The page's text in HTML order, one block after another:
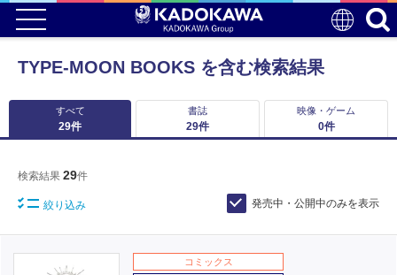
TYPE-MOON BOOKS を含む検索結果
すべて
29件
書誌
29件
映像・ゲーム
0件
検索結果 29件
絞り込み 発売中・公開中のみを表示
コミックス